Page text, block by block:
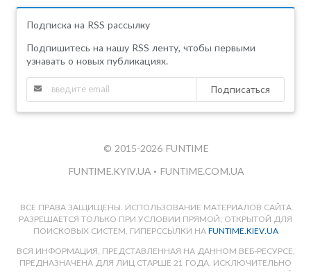
Подписка на RSS рассылку
Подпишитесь на нашу RSS ленту, чтобы первыми
узнавать о новых публикациях.
Подписаться
© 2015-2026 FUNTIME
FUNTIME.KYIV.UA • FUNTIME.COM.UA
ВСЕ ПРАВА ЗАЩИЩЕНЫ. ИСПОЛЬЗОВАНИЕ МАТЕРИАЛОВ САЙТА
РАЗРЕШАЕТСЯ ТОЛЬКО ПРИ УСЛОВИИ ПРЯМОЙ, ОТКРЫТОЙ ДЛЯ
ПОИСКОВЫХ СИСТЕМ, ГИПЕРССЫЛКИ НА FUNTIME.KIEV.UA
ВСЯ ИНФОРМАЦИЯ, ПРЕДСТАВЛЕННАЯ НА ДАННОМ ВЕБ-РЕСУРСЕ,
ПРЕДНАЗНАЧЕНА ДЛЯ ЛИЦ СТАРШЕ 21 ГОДА, ИСКЛЮЧИТЕЛЬНО